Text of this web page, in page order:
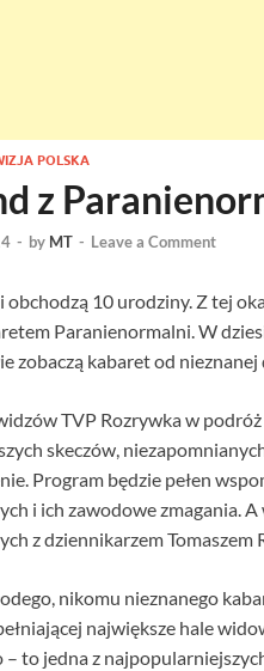
POLSKA
z
- by MT - Leave a Comment
10 urodziny. Z tej
Paranienormalni. W
zobaczą kabaret od
TVP Rozrywka w
skeczów,
Program będzie pełen
i ich zawodowe zmagania.
z dziennikarzem Tomaszem
nikomu nieznanego
największe hale
to jedna z